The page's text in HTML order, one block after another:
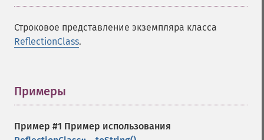
Строковое представление экземпляра класса
ReflectionClass.
Примеры
Пример #1 Пример использования